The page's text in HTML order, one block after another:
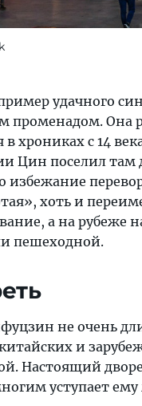
удачного
променадом. Она
хрониках с 14
Цин поселил там
хоть и
а на рубеже
пешеходной.
не очень
и
Настоящий
уступает